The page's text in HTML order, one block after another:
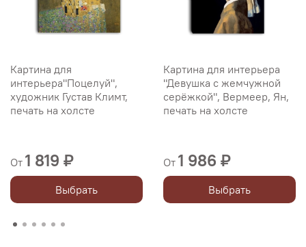
Картина для
интерьера"Поцелуй",
художник Густав Климт,
печать на холсте
От 1 819 ₽
Выбрать
Картина для интерьера
"Девушка с жемчужной
серёжкой", Вермеер, Ян,
печать на холсте
От 1 986 ₽
Выбрать